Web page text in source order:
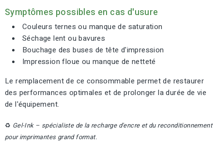
Symptômes possibles en cas d'usure
Couleurs ternes ou manque de saturation
Séchage lent ou bavures
Bouchage des buses de tête d'impression
Impression floue ou manque de netteté
Le remplacement de ce consommable permet de restaurer
des performances optimales et de prolonger la durée de vie
de l'équipement.
♻️ Gel-Ink – spécialiste de la recharge d'encre et du reconditionnement
pour imprimantes grand format.